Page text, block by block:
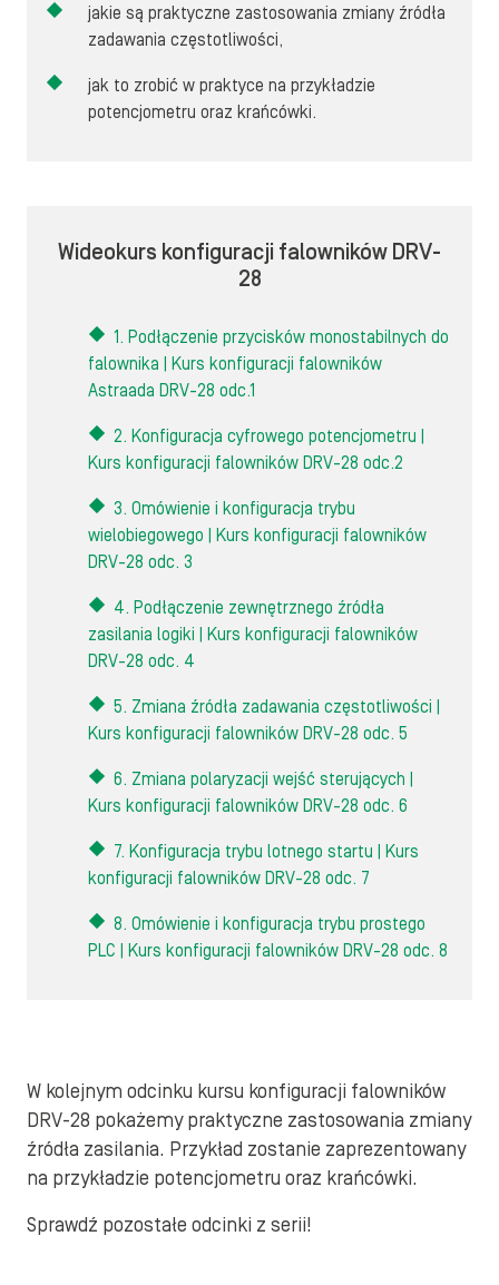
jakie są praktyczne zastosowania zmiany źródła
zadawania częstotliwości,
jak to zrobić w praktyce na przykładzie
potencjometru oraz krańcówki.
Wideokurs konfiguracji falowników DRV-
28
1. Podłączenie przycisków monostabilnych do
falownika | Kurs konfiguracji falowników
Astraada DRV-28 odc.1
2. Konfiguracja cyfrowego potencjometru |
Kurs konfiguracji falowników DRV-28 odc.2
3. Omówienie i konfiguracja trybu
wielobiegowego | Kurs konfiguracji falowników
DRV-28 odc. 3
4. Podłączenie zewnętrznego źródła
zasilania logiki | Kurs konfiguracji falowników
DRV-28 odc. 4
5. Zmiana źródła zadawania częstotliwości |
Kurs konfiguracji falowników DRV-28 odc. 5
6. Zmiana polaryzacji wejść sterujących |
Kurs konfiguracji falowników DRV-28 odc. 6
7. Konfiguracja trybu lotnego startu | Kurs
konfiguracji falowników DRV-28 odc. 7
8. Omówienie i konfiguracja trybu prostego
PLC | Kurs konfiguracji falowników DRV-28 odc. 8
W kolejnym odcinku kursu konfiguracji falowników
DRV-28 pokażemy praktyczne zastosowania zmiany
źródła zasilania. Przykład zostanie zaprezentowany
na przykładzie potencjometru oraz krańcówki.
Sprawdź pozostałe odcinki z serii!